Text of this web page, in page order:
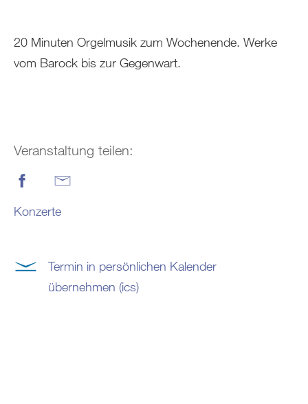
20 Minuten Orgelmusik zum Wochenende. Werke
vom Barock bis zur Gegenwart.
Veranstaltung teilen:
Konzerte
Termin in persönlichen Kalender
übernehmen (ics)